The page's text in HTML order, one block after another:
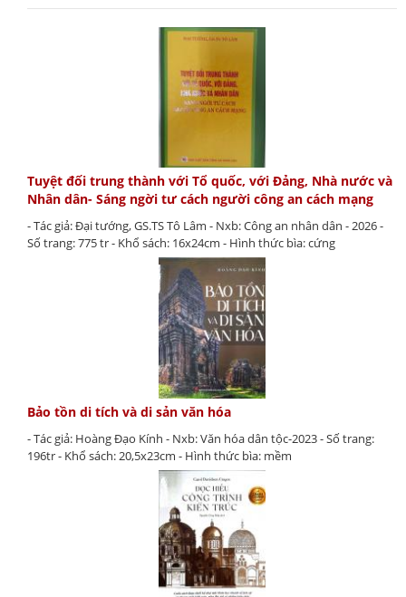
Tuyệt đối trung thành với Tổ quốc, với Đảng, Nhà nước và
Nhân dân- Sáng ngời tư cách người công an cách mạng
- Tác giả: Đại tướng, GS.TS Tô Lâm - Nxb: Công an nhân dân - 2026 -
Số trang: 775 tr - Khổ sách: 16x24cm - Hình thức bìa: cứng
Bảo tồn di tích và di sản văn hóa
- Tác giả: Hoàng Đạo Kính - Nxb: Văn hóa dân tộc-2023 - Số trang:
196tr - Khổ sách: 20,5x23cm - Hình thức bìa: mềm